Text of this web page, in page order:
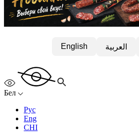
English العربية
Бел
Рус
Eng
CHI